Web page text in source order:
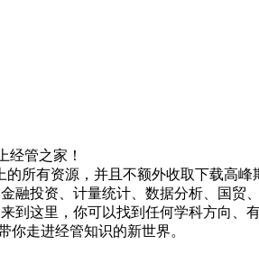
经管之家！
所有资源，并且不额外收取下载高峰
融投资、计量统计、数据分析、国贸
到这里，你可以找到任何学科方向、
你走进经管知识的新世界。